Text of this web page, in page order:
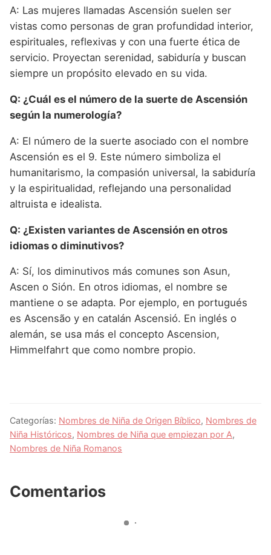
A: Las mujeres llamadas Ascensión suelen ser
vistas como personas de gran profundidad interior,
espirituales, reflexivas y con una fuerte ética de
servicio. Proyectan serenidad, sabiduría y buscan
siempre un propósito elevado en su vida.
Q: ¿Cuál es el número de la suerte de Ascensión
según la numerología?
A: El número de la suerte asociado con el nombre
Ascensión es el 9. Este número simboliza el
humanitarismo, la compasión universal, la sabiduría
y la espiritualidad, reflejando una personalidad
altruista e idealista.
Q: ¿Existen variantes de Ascensión en otros
idiomas o diminutivos?
A: Sí, los diminutivos más comunes son Asun,
Ascen o Sión. En otros idiomas, el nombre se
mantiene o se adapta. Por ejemplo, en portugués
es Ascensão y en catalán Ascensió. En inglés o
alemán, se usa más el concepto Ascension,
Himmelfahrt que como nombre propio.
Categorías: Nombres de Niña de Origen Bíblico, Nombres de
Niña Históricos, Nombres de Niña que empiezan por A,
Nombres de Niña Romanos
Comentarios